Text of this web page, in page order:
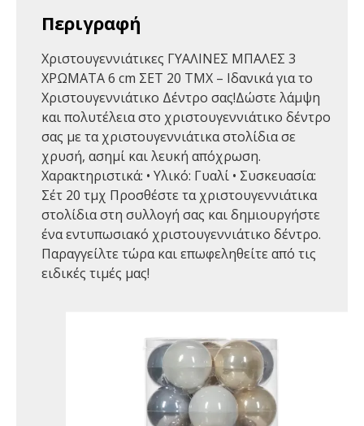
Περιγραφή
Χριστουγεννιάτικες ΓΥΑΛΙΝΕΣ ΜΠΑΛΕΣ 3
ΧΡΩΜΑΤΑ 6 cm ΣΕΤ 20 ΤΜΧ – Ιδανικά για το
Χριστουγεννιάτικο Δέντρο σας!Δώστε λάμψη
και πολυτέλεια στο χριστουγεννιάτικο δέντρο
σας με τα χριστουγεννιάτικα στολίδια σε
χρυσή, ασημί και λευκή απόχρωση.
Χαρακτηριστικά: • Υλικό: Γυαλί • Συσκευασία:
Σέτ 20 τμχ Προσθέστε τα χριστουγεννιάτικα
στολίδια στη συλλογή σας και δημιουργήστε
ένα εντυπωσιακό χριστουγεννιάτικο δέντρο.
Παραγγείλτε τώρα και επωφεληθείτε από τις
ειδικές τιμές μας!